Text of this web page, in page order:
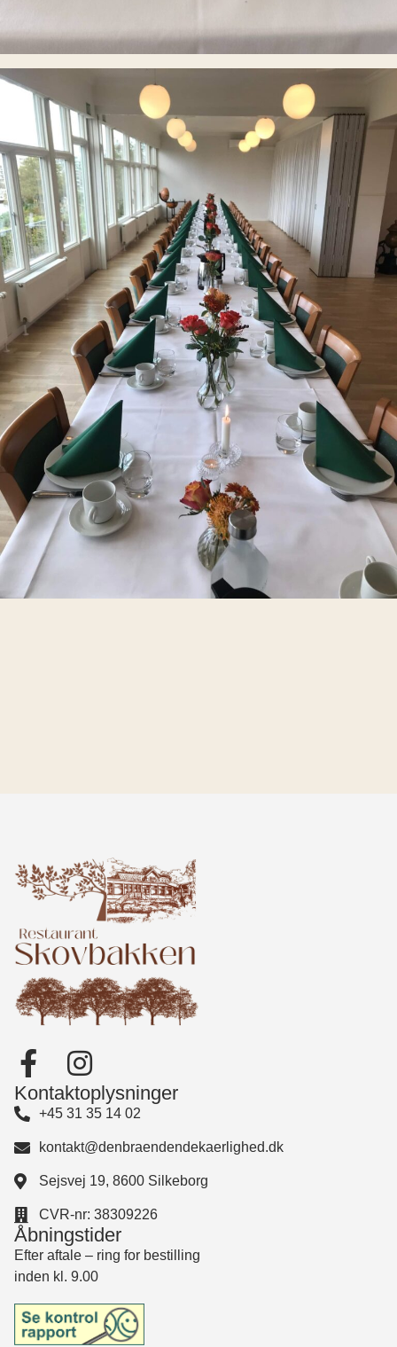
Kontaktoplysninger
+45 31 35 14 02
kontakt@denbraendendekaerlighed.dk
Sejsvej 19, 8600 Silkeborg
CVR-nr: 38309226
Åbningstider
Efter aftale – ring for bestilling
inden kl. 9.00